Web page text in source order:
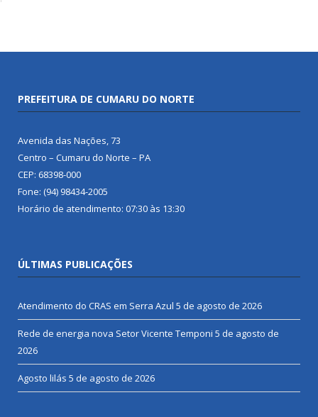
PREFEITURA DE CUMARU DO NORTE
Avenida das Nações, 73
Centro – Cumaru do Norte – PA
CEP: 68398-000
Fone: (94) 98434-2005
Horário de atendimento: 07:30 às 13:30
ÚLTIMAS PUBLICAÇÕES
Atendimento do CRAS em Serra Azul 5 de agosto de 2026
Rede de energia nova Setor Vicente Temponi 5 de agosto de
2026
Agosto lilás 5 de agosto de 2026